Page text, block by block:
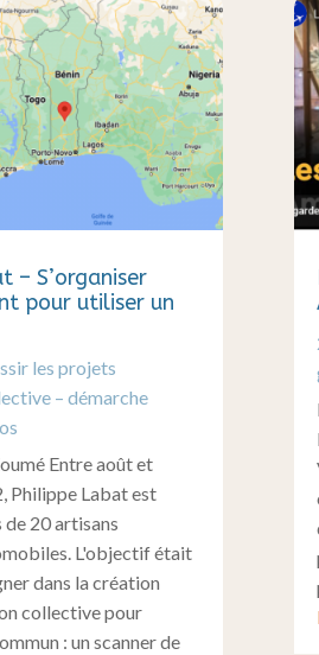
– S’organiser
pour utiliser un
les projets
– démarche
Entre août et
Philippe Labat est
de 20 artisans
L'objectif était
dans la création
collective pour
: un scanner de